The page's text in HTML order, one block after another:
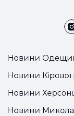
Новини
Новини
Новини
Новини